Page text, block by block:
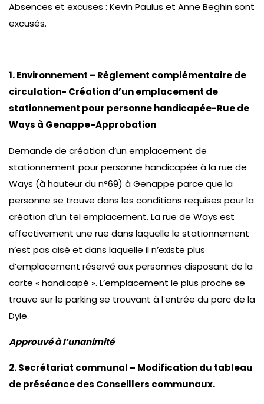
Absences et excuses : Kevin Paulus et Anne Beghin sont
excusés.
1. Environnement – Règlement complémentaire de
circulation- Création d’un emplacement de
stationnement pour personne handicapée-Rue de
Ways à Genappe-Approbation
Demande de création d’un emplacement de
stationnement pour personne handicapée à la rue de
Ways (à hauteur du n°69) à Genappe parce que la
personne se trouve dans les conditions requises pour la
création d’un tel emplacement. La rue de Ways est
effectivement une rue dans laquelle le stationnement
n’est pas aisé et dans laquelle il n’existe plus
d’emplacement réservé aux personnes disposant de la
carte « handicapé ». L’emplacement le plus proche se
trouve sur le parking se trouvant à l’entrée du parc de la
Dyle.
Approuvé à l’unanimité
2. Secrétariat communal – Modification du tableau
de préséance des Conseillers communaux.